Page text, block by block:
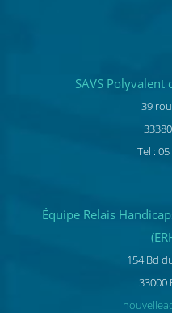
SAVS Polyvalent
39
Tel :
Équipe Relais
154 Bd
33000